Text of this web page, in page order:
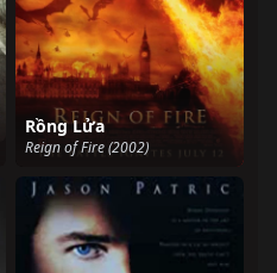
Rồng Lửa
Reign of Fire (2002)